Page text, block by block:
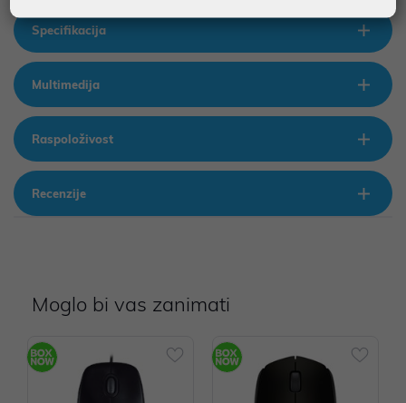
Specifikacija
Multimedija
Raspoloživost
Recenzije
Moglo bi vas zanimati